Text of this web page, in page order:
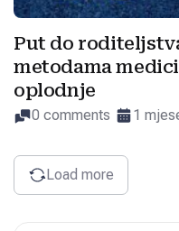
Put do
metodama
oplodnje
0 comments 1
Load more